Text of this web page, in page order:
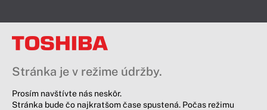
Stránka je v režime údržby.
Prosím navštívte nás neskôr.
Stránka bude čo najkratšom čase spustená. Počas režimu